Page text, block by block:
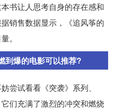
书让人思考自身的存在感和
销售数据显示，《追风筝的
。
到爆的电影可以推荐?
尝试看看《突袭》系列、
们充满了激烈的冲突和燃烧